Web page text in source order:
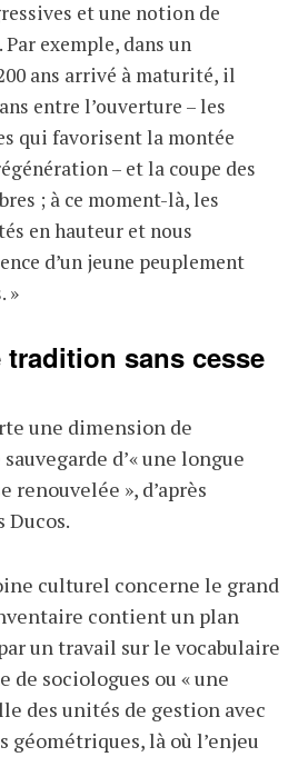
et une notion de
exemple, dans un
ans arrivé à maturité, il
entre l’ouverture – les
qui favorisent la montée
– et la coupe des
; à ce moment-là, les
en hauteur et nous
d’un jeune peuplement
»
tradition sans cesse
une dimension de
d’« une longue
renouvelée », d’après
Ducos.
culturel concerne le grand
contient un plan
un travail sur le vocabulaire
de sociologues ou « une
des unités de gestion avec
géométriques, là où l’enjeu